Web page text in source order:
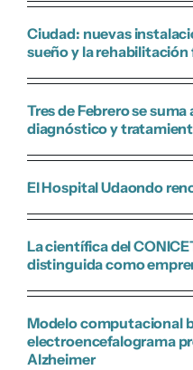
Ciudad: nuevas
sueño y la rehabilitación
Tres de Febrero se
diagnóstico y
El Hospital Udaondo
La científica del
distinguida como
Modelo computacional
electroencefalograma
Alzheimer